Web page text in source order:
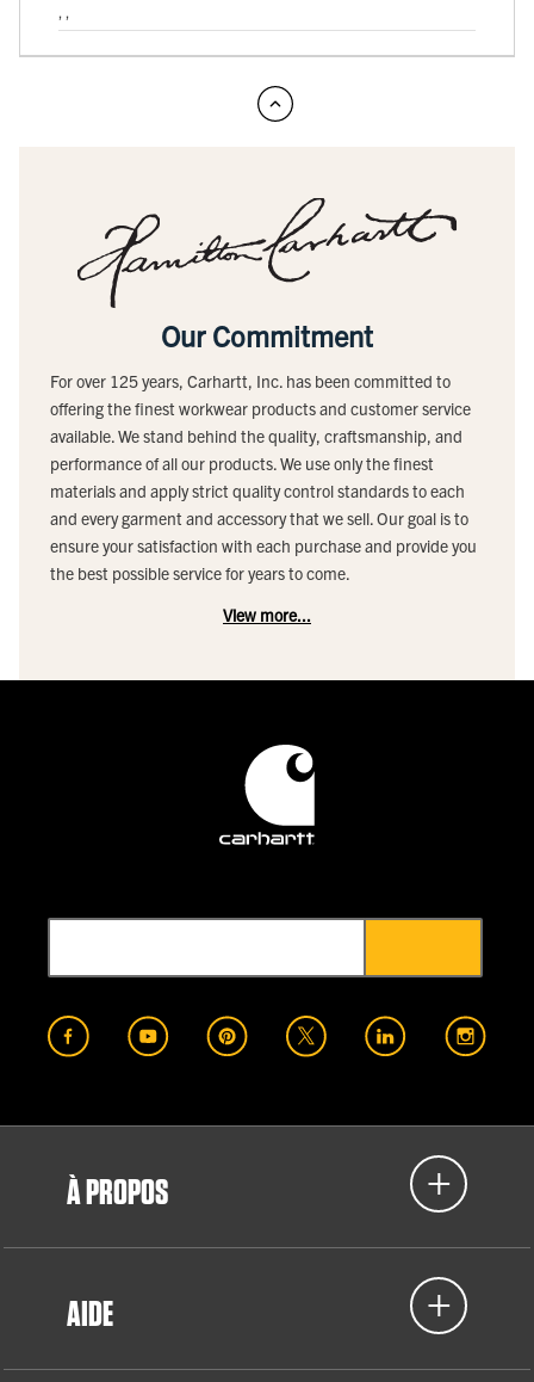
Our Commitment
For over 125 years, Carhartt, Inc. has been committed to
offering the finest workwear products and customer service
available. We stand behind the quality, craftsmanship, and
performance of all our products. We use only the finest
materials and apply strict quality control standards to each
and every garment and accessory that we sell. Our goal is to
ensure your satisfaction with each purchase and provide you
the best possible service for years to come.
View more...
À PROPOS
AIDE